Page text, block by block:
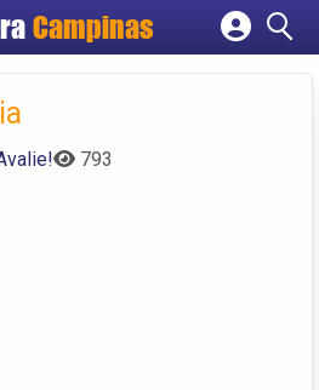
Campinas
Cadastrar empresa
793